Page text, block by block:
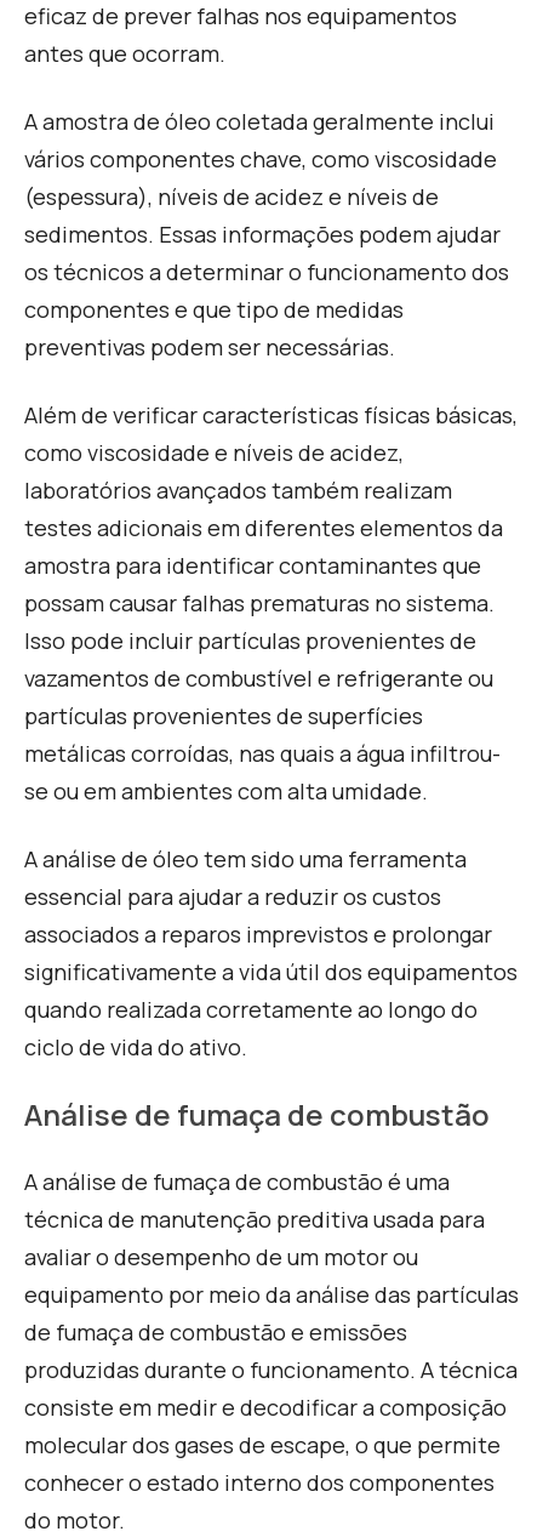
eficaz de prever falhas nos equipamentos
antes que ocorram.
A amostra de óleo coletada geralmente inclui
vários componentes chave, como viscosidade
(espessura), níveis de acidez e níveis de
sedimentos. Essas informações podem ajudar
os técnicos a determinar o funcionamento dos
componentes e que tipo de medidas
preventivas podem ser necessárias.
Além de verificar características físicas básicas,
como viscosidade e níveis de acidez,
laboratórios avançados também realizam
testes adicionais em diferentes elementos da
amostra para identificar contaminantes que
possam causar falhas prematuras no sistema.
Isso pode incluir partículas provenientes de
vazamentos de combustível e refrigerante ou
partículas provenientes de superfícies
metálicas corroídas, nas quais a água infiltrou-
se ou em ambientes com alta umidade.
A análise de óleo tem sido uma ferramenta
essencial para ajudar a reduzir os custos
associados a reparos imprevistos e prolongar
significativamente a vida útil dos equipamentos
quando realizada corretamente ao longo do
ciclo de vida do ativo.
Análise de fumaça de combustão
A análise de fumaça de combustão é uma
técnica de manutenção preditiva usada para
avaliar o desempenho de um motor ou
equipamento por meio da análise das partículas
de fumaça de combustão e emissões
produzidas durante o funcionamento. A técnica
consiste em medir e decodificar a composição
molecular dos gases de escape, o que permite
conhecer o estado interno dos componentes
do motor.